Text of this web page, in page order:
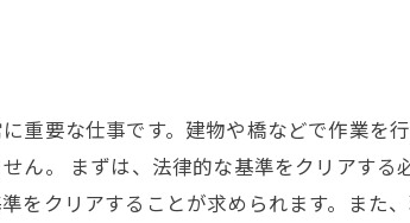
重要な仕事です。建物や橋などで作業を
ん。 まずは、法律的な基準をクリアす
をクリアすることが求められます。また